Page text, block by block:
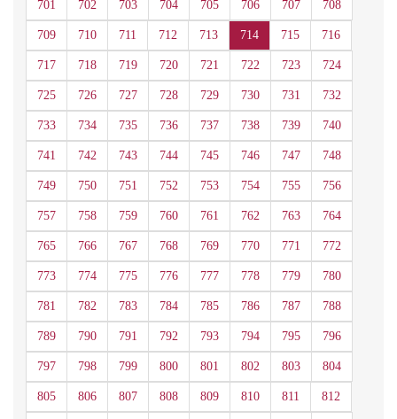
701 702 703 704 705 706 707 708
709 710 711 712 713 714 715 716
717 718 719 720 721 722 723 724
725 726 727 728 729 730 731 732
733 734 735 736 737 738 739 740
741 742 743 744 745 746 747 748
749 750 751 752 753 754 755 756
757 758 759 760 761 762 763 764
765 766 767 768 769 770 771 772
773 774 775 776 777 778 779 780
781 782 783 784 785 786 787 788
789 790 791 792 793 794 795 796
797 798 799 800 801 802 803 804
805 806 807 808 809 810 811 812